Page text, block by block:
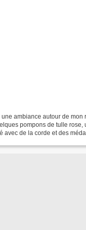
ambiance autour de mon
pompons de tulle rose,
avec de la corde et des